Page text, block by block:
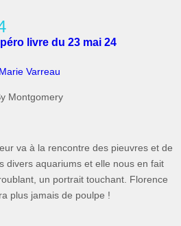
livre du 23 mai 24
Marie Varreau
Montgomery
va à la rencontre des pieuvres et de
divers aquariums et elle nous en fait
un portrait touchant. Florence
plus jamais de poulpe !